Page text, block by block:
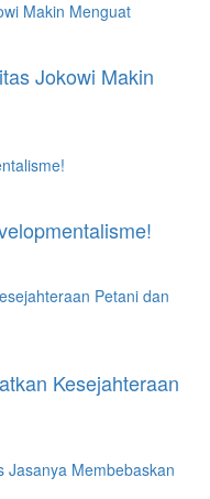
Jokowi Makin
Kesejahteraan